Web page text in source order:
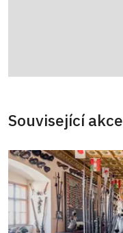
Související akce